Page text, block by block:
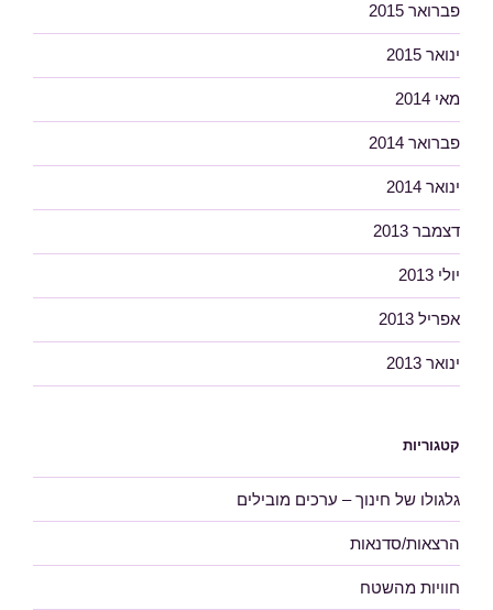
פברואר 2015
ינואר 2015
מאי 2014
פברואר 2014
ינואר 2014
דצמבר 2013
יולי 2013
אפריל 2013
ינואר 2013
קטגוריות
גלגולו של חינוך – ערכים מובילים
הרצאות/סדנאות
חוויות מהשטח